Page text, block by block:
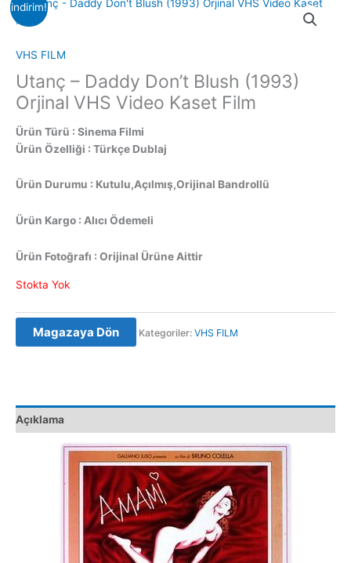
indirim!
VHS FILM
Utanç – Daddy Don’t Blush (1993)
Orjinal VHS Video Kaset Film
Ürün Türü : Sinema Filmi
Ürün Özelliği : Türkçe Dublaj
Ürün Durumu : Kutulu,Açılmış,Orijinal Bandrollü
Ürün Kargo : Alıcı Ödemeli
Ürün Fotoğrafı : Orijinal Ürüne Aittir
Stokta Yok
Magazaya Dön Kategoriler: VHS FILM
Açıklama